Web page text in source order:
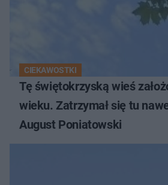
CIEKAWOSTKI
Tę świętokrzyską wieś
wieku. Zatrzymał się tu
August Poniatowski